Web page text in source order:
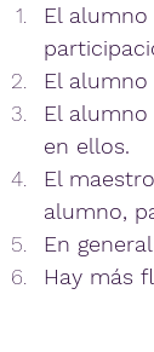
El
El
El
en ellos.
El
alumno,
En
Hay más